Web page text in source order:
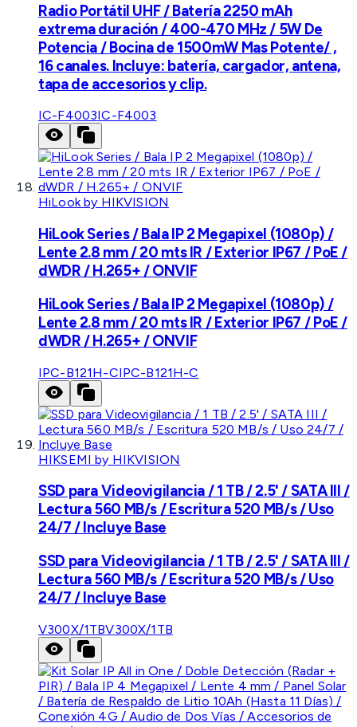
Radio Portátil UHF / Batería 2250 mAh
extrema duración / 400-470 MHz / 5W De
Potencia / Bocina de 1500mW Mas Potente/ ,
16 canales. Incluye: batería, cargador, antena,
tapa de accesorios y clip.
IC-F4003IC-F4003
HiLook by HIKVISION
HiLook Series / Bala IP 2 Megapixel (1080p) /
Lente 2.8 mm / 20 mts IR / Exterior IP67 / PoE /
dWDR / H.265+ / ONVIF
HiLook Series / Bala IP 2 Megapixel (1080p) /
Lente 2.8 mm / 20 mts IR / Exterior IP67 / PoE /
dWDR / H.265+ / ONVIF
IPC-B121H-CIPC-B121H-C
HIKSEMI by HIKVISION
SSD para Videovigilancia / 1 TB / 2.5' / SATA III /
Lectura 560 MB/s / Escritura 520 MB/s / Uso
24/7 / Incluye Base
SSD para Videovigilancia / 1 TB / 2.5' / SATA III /
Lectura 560 MB/s / Escritura 520 MB/s / Uso
24/7 / Incluye Base
V300X/1TBV300X/1TB